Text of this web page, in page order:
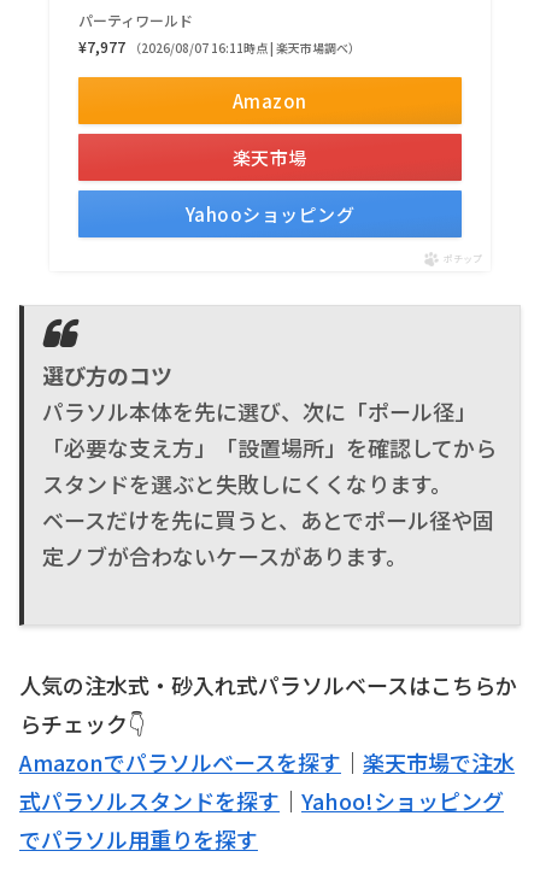
パーティワールド
¥7,977
（2026/08/07 16:11時点 | 楽天市場調べ）
Amazon
楽天市場
Yahooショッピング
ポチップ
選び方のコツ
パラソル本体を先に選び、次に「ポール径」
「必要な支え方」「設置場所」を確認してから
スタンドを選ぶと失敗しにくくなります。
ベースだけを先に買うと、あとでポール径や固
定ノブが合わないケースがあります。
人気の注水式・砂入れ式パラソルベースはこちらか
らチェック👇
Amazonでパラソルベースを探す ｜ 楽天市場で注水
式パラソルスタンドを探す ｜ Yahoo!ショッピング
でパラソル用重りを探す